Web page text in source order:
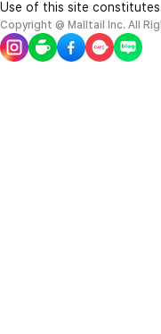
Use of this site constitutes
Copyright @ Malltail Inc. All